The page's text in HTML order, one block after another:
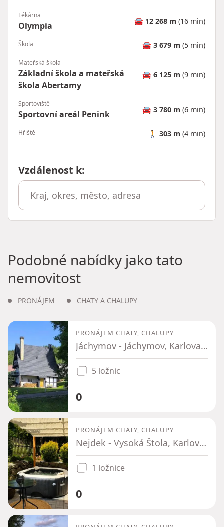
Lékárna
Olympia 🚘 12 268 m (16 min)
Škola 🚘 3 679 m (5 min)
Mateřská škola
Základní škola a mateřská
škola Abertamy
🚘 6 125 m (9 min)
Sportoviště
Sportovní areál Penink 🚘 3 780 m (6 min)
Hřiště 🚶 303 m (4 min)
Vzdálenost k:
Podobné nabídky jako tato
nemovitost
PRONÁJEM CHATY A CHALUPY
PRONÁJEM CHATY, CHALUPY
Jáchymov - Jáchymov, Karlovarský kraj
5 ložnic
0
PRONÁJEM CHATY, CHALUPY
Nejdek - Vysoká Štola, Karlovarský kraj
1 ložnice
0